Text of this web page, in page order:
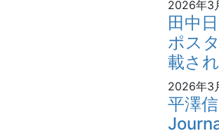
2026年3
田中
ポス
載さ
2026年3
平澤